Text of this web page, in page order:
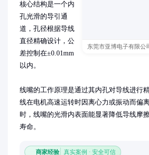
东莞市亚博电子有限公
核心结构是一个内
孔光滑的导引通
道，孔径根据导线
直径精确设计，公
差控制在±0.01mm
以内。
线嘴的工作原理是通过其内孔对导线进行
线在电机高速运转时因离心力或振动而偏
时，线嘴的光滑内表面能显著降低导线摩
寿命。
商家经验 真实案例 · 安全可信